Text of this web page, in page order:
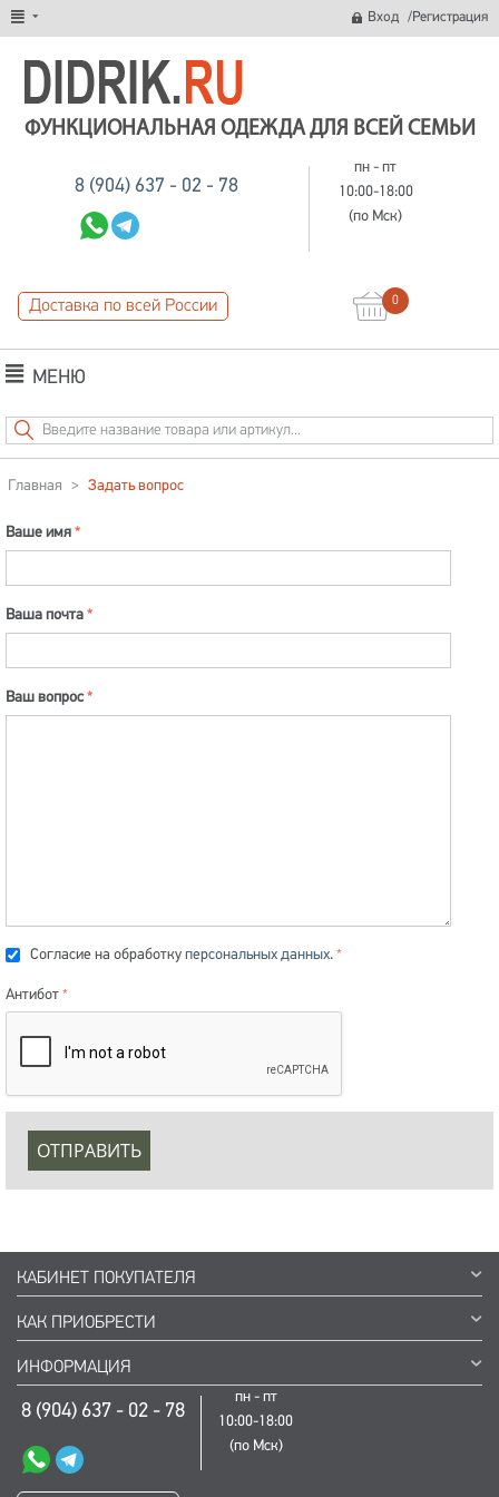
Вход /Регистрация
ФУНКЦИОНАЛЬНАЯ ОДЕЖДА ДЛЯ ВСЕЙ СЕМЬИ
8 (904) 637 - 02 - 78
пн - пт
10:00-18:00
(по Мск)
Доставка по всей России 0
МЕНЮ
Главная > Задать вопрос
Ваше имя
Ваша почта
Ваш вопрос
Согласие на обработку персональных данных.
Антибот
ОТПРАВИТЬ
КАБИНЕТ ПОКУПАТЕЛЯ
КАК ПРИОБРЕСТИ
ИНФОРМАЦИЯ
8 (904) 637 - 02 - 78
пн - пт
10:00-18:00
(по Мск)